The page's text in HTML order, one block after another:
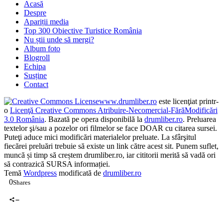
Acasă
Despre
Apariții media
Top 300 Obiective Turistice România
Nu știi unde să mergi?
Album foto
Blogroll
Echipa
Susține
Contact
www.drumliber.ro este licenţiat printr-
o Licenţă Creative Commons Atribuire-Necomercial-FărăModificări
3.0 România. Bazată pe opera disponibilă la drumliber.ro. Preluarea
textelor şi/sau a pozelor ori filmelor se face DOAR cu citarea sursei.
Puteţi aduce mici modificări materialelor preluate. La sfârşitul
fiecărei preluări trebuie să existe un link către acest sit. Punem suflet,
muncă și timp să creștem drumliber.ro, iar cititorii merită să vadă ori
să contrazică SURSA informației.
Temă Wordpress modificată de drumliber.ro
0Shares